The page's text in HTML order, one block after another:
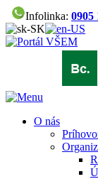
Infolinka: 0905
O nás